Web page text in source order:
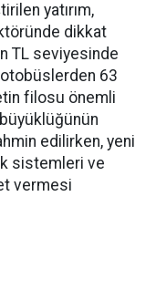
yatırım,
dikkat
TL seviyesinde
63
filosu önemli
edilirken, yeni
sistemleri ve
vermesi